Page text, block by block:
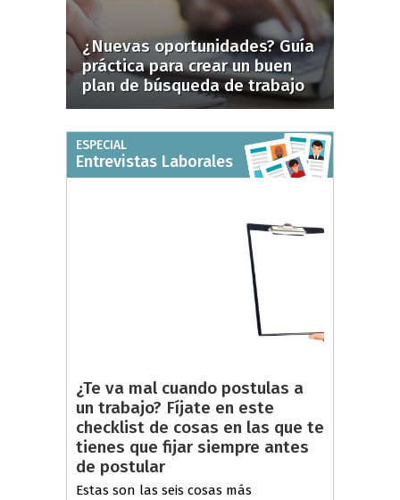
¿Nuevas oportunidades? Guía
práctica para crear un buen
plan de búsqueda de trabajo
ESPECIAL
Entrevistas Laborales
¿Te va mal cuando postulas a
un trabajo? Fíjate en este
checklist de cosas en las que te
tienes que fijar siempre antes
de postular
Estas son las seis cosas más